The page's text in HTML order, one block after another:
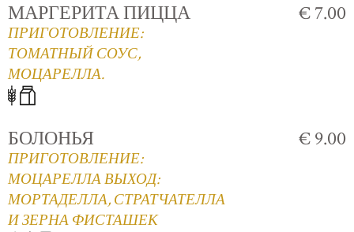
МАРГЕРИТА ПИЦЦА
ПРИГОТОВЛЕНИЕ:
ТОМАТНЫЙ СОУС,
МОЦАРЕЛЛА.
€ 7.00
БОЛОНЬЯ
ПРИГОТОВЛЕНИЕ:
МОЦАРЕЛЛА ВЫХОД:
МОРТАДЕЛЛА, СТРАТЧАТЕЛЛА
И ЗЕРНА ФИСТАШЕК
€ 9.00